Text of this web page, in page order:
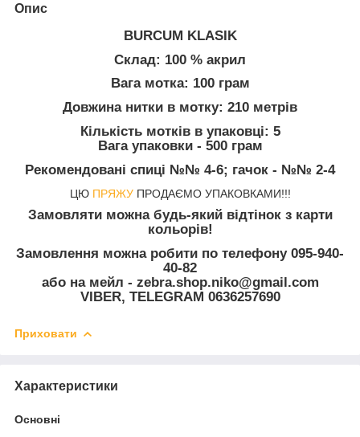
Опис
BURCUM KLASIK
Склад: 100 % акрил
Вага мотка: 100 грам
Довжина нитки в мотку: 210 метрів
Кількість мотків в упаковці: 5
Вага упаковки - 500 грам
Рекомендовані спиці №№ 4-6; гачок - №№ 2-4
ЦЮ ПРЯЖУПРОДАЄМО УПАКОВКАМИ!!!
Замовляти можна будь-який відтінок з карти
кольорів!
Замовлення можна робити по телефону 095-940-
40-82
або на мейл - zebra.shop.niko@gmail.com
VIBER, TELEGRAM 0636257690
Приховати
Характеристики
Основні